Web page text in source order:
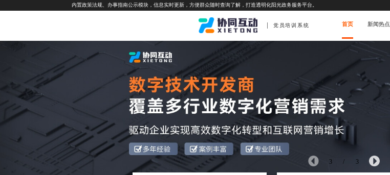
内置政策法规、办事指南公示模块，信息实时更新，方便群众随时查询了解，打造透明化阳光政务服务平台。
党员培训系统 首页 新闻热点
3 / 3